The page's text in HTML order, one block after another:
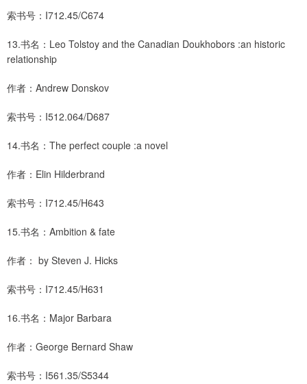
索书号：I712.45/C674
13.书名：Leo Tolstoy and the Canadian Doukhobors :an historic
relationship
作者：Andrew Donskov
索书号：I512.064/D687
14.书名：The perfect couple :a novel
作者：Elin Hilderbrand
索书号：I712.45/H643
15.书名：Ambition & fate
作者： by Steven J. Hicks
索书号：I712.45/H631
16.书名：Major Barbara
作者：George Bernard Shaw
索书号：I561.35/S5344